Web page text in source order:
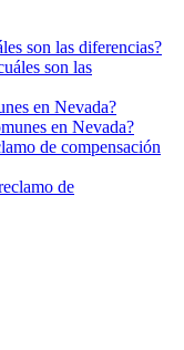
son las diferencias?
en Nevada?
de compensación